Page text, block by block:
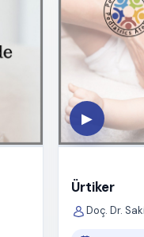
▶
Ürtiker
Doç. Dr.